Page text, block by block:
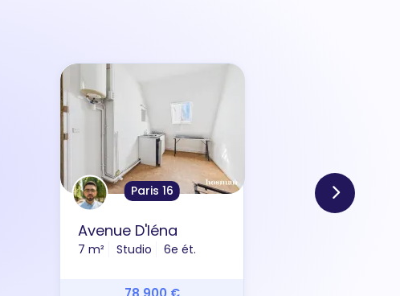
Paris 16
Avenue D'Iéna
7 m² Studio 6e ét.